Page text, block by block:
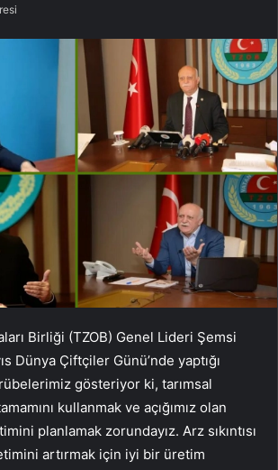
Birliği (TZOB) Genel Lideri Şemsi
Dünya Çiftçiler Günü’nde yaptığı
gösteriyor ki, tarımsal
kullanmak ve açığımız olan
planlamak zorundayız. Arz sıkıntısı
artırmak için iyi bir üretim